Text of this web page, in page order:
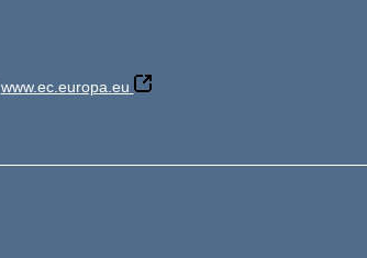
www.ec.europa.eu